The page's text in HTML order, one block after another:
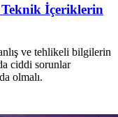
İçeriklerin
ve tehlikeli bilgilerin
ciddi sorunlar
olmalı.